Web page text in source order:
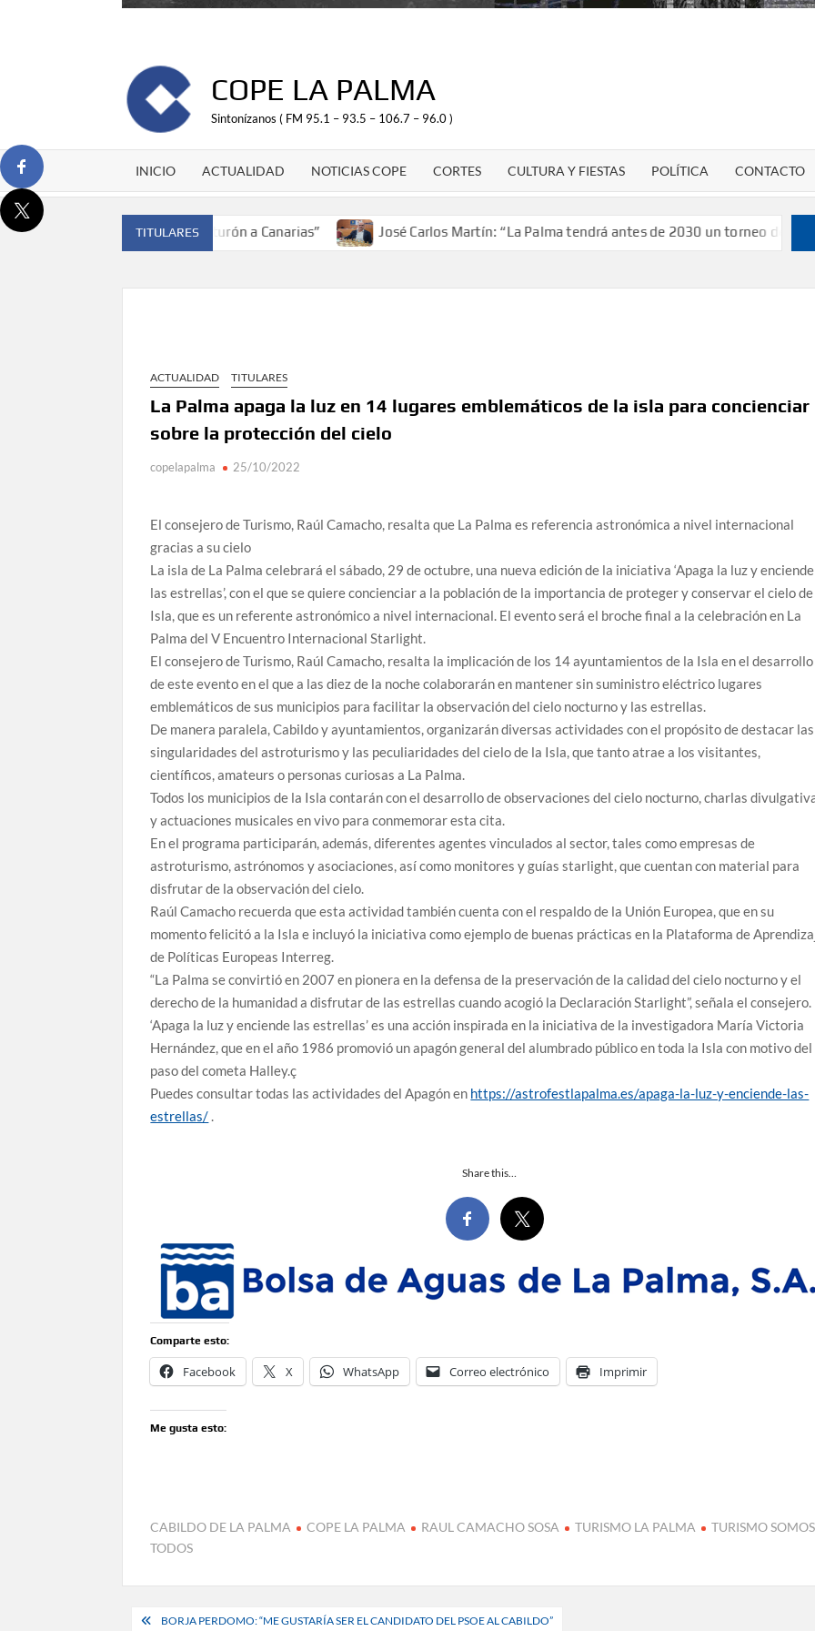
COPE LA PALMA
Sintonízanos ( FM 95.1 – 93.5 – 106.7 – 96.0 )
INICIO ACTUALIDAD NOTICIAS COPE CORTES CULTURA Y FIESTAS POLÍTICA CONTACTO
TITULARES
de España y traer el cinturón a Canarias” José Carlos Martín: “La Palma tendrá antes de 2030 un torneo de ajedrez
ACTUALIDAD TITULARES
La Palma apaga la luz en 14 lugares emblemáticos de la isla para concienciar
sobre la protección del cielo
copelapalma 25/10/2022
El consejero de Turismo, Raúl Camacho, resalta que La Palma es referencia astronómica a nivel internacional
gracias a su cielo
La isla de La Palma celebrará el sábado, 29 de octubre, una nueva edición de la iniciativa ‘Apaga la luz y enciende
las estrellas’, con el que se quiere concienciar a la población de la importancia de proteger y conservar el cielo
Isla, que es un referente astronómico a nivel internacional. El evento será el broche final a la celebración en La
Palma del V Encuentro Internacional Starlight.
El consejero de Turismo, Raúl Camacho, resalta la implicación de los 14 ayuntamientos de la Isla en el desarrollo
de este evento en el que a las diez de la noche colaborarán en mantener sin suministro eléctrico lugares
emblemáticos de sus municipios para facilitar la observación del cielo nocturno y las estrellas.
De manera paralela, Cabildo y ayuntamientos, organizarán diversas actividades con el propósito de destacar las
singularidades del astroturismo y las peculiaridades del cielo de la Isla, que tanto atrae a los visitantes,
científicos, amateurs o personas curiosas a La Palma.
Todos los municipios de la Isla contarán con el desarrollo de observaciones del cielo nocturno, charlas
y actuaciones musicales en vivo para conmemorar esta cita.
En el programa participarán, además, diferentes agentes vinculados al sector, tales como empresas de
astroturismo, astrónomos y asociaciones, así como monitores y guías starlight, que cuentan con material para
disfrutar de la observación del cielo.
Raúl Camacho recuerda que esta actividad también cuenta con el respaldo de la Unión Europea, que en su
momento felicitó a la Isla e incluyó la iniciativa como ejemplo de buenas prácticas en la Plataforma de
de Políticas Europeas Interreg.
“La Palma se convirtió en 2007 en pionera en la defensa de la preservación de la calidad del cielo nocturno y el
derecho de la humanidad a disfrutar de las estrellas cuando acogió la Declaración Starlight”, señala el consejero.
‘Apaga la luz y enciende las estrellas’ es una acción inspirada en la iniciativa de la investigadora María Victoria
Hernández, que en el año 1986 promovió un apagón general del alumbrado público en toda la Isla con motivo del
paso del cometa Halley.ç
Puedes consultar todas las actividades del Apagón en https://astrofestlapalma.es/apaga-la-luz-y-enciende-las-
estrellas/.
Share this…
Comparte esto:
Facebook X WhatsApp Correo electrónico Imprimir
Me gusta esto:
CABILDO DE LA PALMA COPE LA PALMA RAUL CAMACHO SOSA TURISMO LA PALMA
TURISMO SOMOS
TODOS
Navegación
BORJA PERDOMO: “ME GUSTARÍA SER EL CANDIDATO DEL PSOE AL CABILDO”